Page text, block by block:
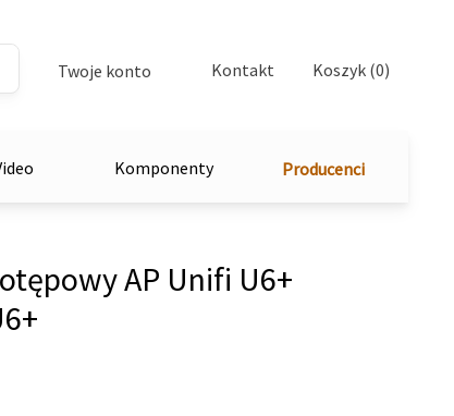
Twoje konto Kontakt Koszyk (0)
Komponenty Producenci
AP Unifi U6+